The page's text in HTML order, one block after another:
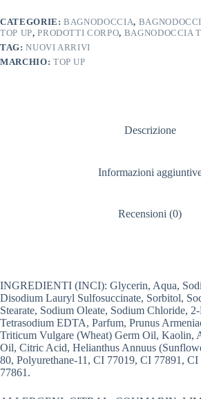
CATEGORIE:BAGNODOCCIA,
TOP UP,PRODOTTI CORPO, BAGNODOCCIA
TAG:NUOVI ARRIVI
MARCHIO: TOP UP
Descrizione
Informazioni
Recensioni (0)
INGREDIENTI (INCI): Glycerin, Aqua,
Disodium Lauryl Sulfosuccinate, Sorbitol,
Stearate, Sodium Oleate, Sodium Chloride,
Tetrasodium EDTA, Parfum, Prunus
Triticum Vulgare (Wheat) Germ Oil, Kaolin,
Oil, Citric Acid, Helianthus Annuus
80, Polyurethane-11, CI 77019, CI 77891,
77861.